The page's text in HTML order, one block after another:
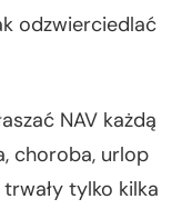
odzwierciedlać
NAV każdą
choroba, urlop
tylko kilka